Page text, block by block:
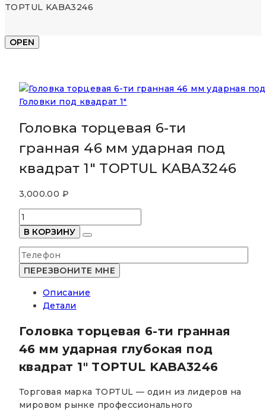
TOPTUL KABA3246
OPEN
Головки под квадрат 1"
Головка торцевая 6-ти
гранная 46 мм ударная под
квадрат 1″ TOPTUL KABA3246
3,000.00 ₽
Количество
товара
Головка
торцевая
6-
ти
гранная
ударная
под
1"
KABA3246
В КОРЗИНУ
Описание
Детали
Головка торцевая 6-ти гранная
46 мм ударная глубокая под
квадрат 1″ TOPTUL KABA3246
Торговая марка TOPTUL — один из лидеров на
мировом рынке профессионального